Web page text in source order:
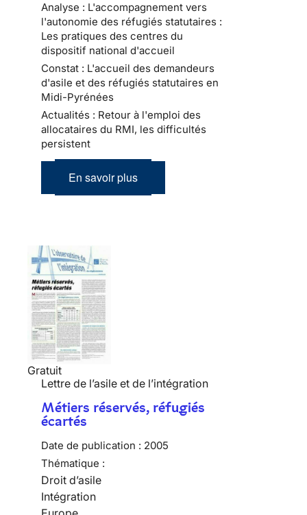
Analyse : L'accompagnement vers
l'autonomie des réfugiés statutaires :
Les pratiques des centres du
dispositif national d'accueil
Constat : L'accueil des demandeurs
d'asile et des réfugiés statutaires en
Midi-Pyrénées
Actualités : Retour à l'emploi des
allocataires du RMI, les difficultés
persistent
En savoir plus
Gratuit
Lettre de l’asile et de l’intégration
Métiers réservés, réfugiés
écartés
Date de publication : 2005
Thématique :
Droit d’asile
Intégration